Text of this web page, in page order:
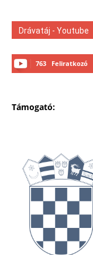
Drávatáj - Youtube
763 Feliratkozó
Támogató: